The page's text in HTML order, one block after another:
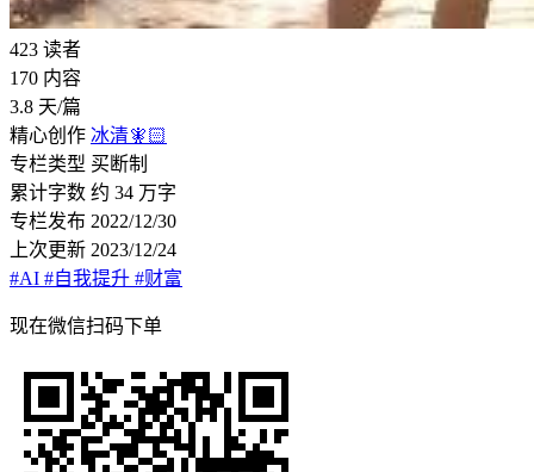
423 读者
170 内容
3.8 天/篇
精心创作 冰清🧚🏻
专栏类型 买断制
累计字数 约 34 万字
专栏发布 2022/12/30
上次更新 2023/12/24
#AI #自我提升 #财富
现在微信扫码下单